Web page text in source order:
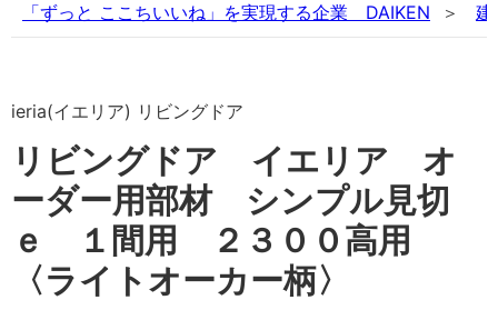
「ずっと ここちいいね」を実現する企業 DAIKEN 建
ieria(イエリア) リビングドア
リビングドア イエリア オ
ーダー用部材 シンプル見切
ｅ １間用 ２３００高用
〈ライトオーカー柄〉